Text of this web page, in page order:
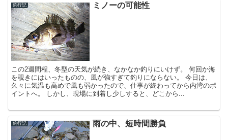
釣行記 ミノーの可能性
この2週間程、冬型の天気が続き、なかなか釣りにいけず。 何回か海
を覗きにはいったものの、風が強すぎて釣りにならない。 今日は、
久々に気温も高めで風も弱かったので、仕事が終わってから内湾のポ
イントへ。 しかし、現場に到着し少しすると、どこから...
釣行記 雨の中、短時間勝負